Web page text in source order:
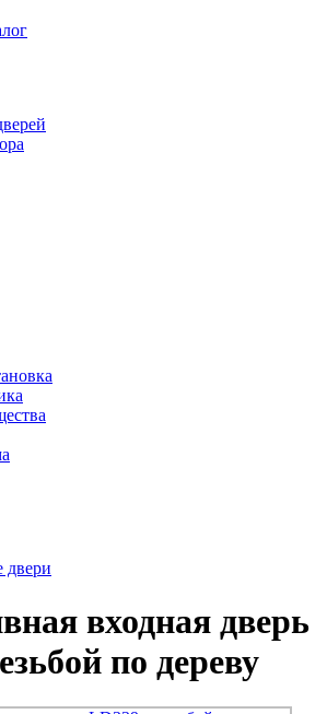
двери
входная дверь
по дереву